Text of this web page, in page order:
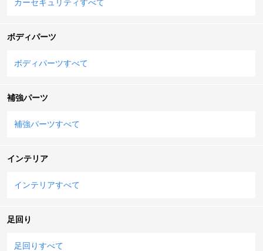
カーセキュリティすべて
ボディパーツ
ボディパーツすべて
補強パーツ
補強パーツすべて
インテリア
インテリアすべて
足回り
足回りすべて